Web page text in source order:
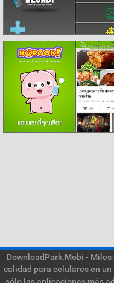
DownloadPark.Mobi -
calidad para celulares en